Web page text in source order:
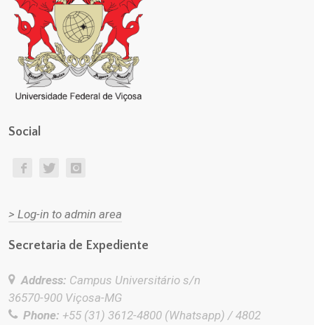
Social
> Log-in to admin area
Secretaria de Expediente
Address: Campus Universitário s/n
36570-900 Viçosa-MG
Phone: +55 (31) 3612-4800 (Whatsapp) / 4802